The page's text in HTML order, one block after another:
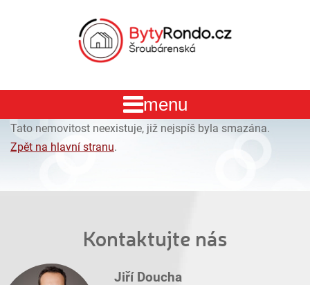
Tato nemovitost neexistuje, již nejspíš byla smazána.
Zpět na hlavní stranu.
Kontaktujte nás
Jiří Doucha